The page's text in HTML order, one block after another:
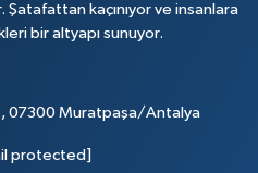
kaçınıyor ve insanlara
bir altyapı sunuyor.
07300 Muratpaşa/Antalya
protected]